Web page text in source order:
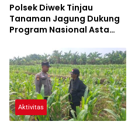
Polsek Diwek Tinjau
Tanaman Jagung Dukung
Program Nasional Asta
Aktivitas